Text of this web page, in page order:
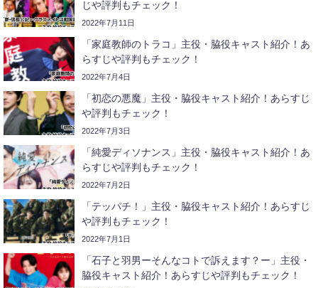
じや評判もチェック！
2022年7月11日
「家庭教師のトラコ」主役・脇役キャスト紹介！あ
らすじや評判もチェック！
2022年7月4日
「初恋の悪魔」主役・脇役キャスト紹介！あらすじ
や評判もチェック！
2022年7月3日
「純愛ディソナンス」主役・脇役キャスト紹介！あ
らすじや評判もチェック！
2022年7月2日
「テッパチ！」主役・脇役キャスト紹介！あらすじ
や評判もチェック！
2022年7月1日
「石子と羽男ーそんなコトで訴えます？ー」主役・
脇役キャスト紹介！あらすじや評判もチェック！